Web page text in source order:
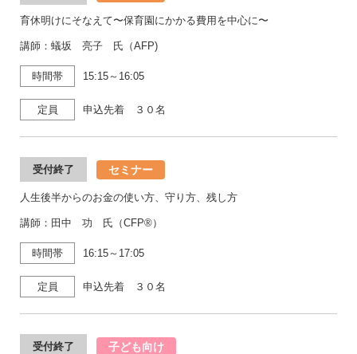
育休明けにそなえて〜保育園にかかる費用を中心に〜
講師：蟻坂 亮子 氏（AFP)
時間帯 15:15～16:05
定員 申込先着 ３０名
受付終了 セミナー
人生後半からのお金の使い方、守り方、残し方
講師：田中 功 氏（CFP®）
時間帯 16:15～17:05
定員 申込先着 ３０名
受付終了 子ども向け